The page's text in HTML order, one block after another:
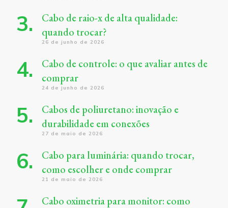
Cabo de raio-x de alta qualidade:
quando trocar?
26 de junho de 2026
Cabo de controle: o que avaliar antes de
comprar
24 de junho de 2026
Cabos de poliuretano: inovação e
durabilidade em conexões
27 de maio de 2026
Cabo para luminária: quando trocar,
como escolher e onde comprar
21 de maio de 2026
Cabo oximetria para monitor: como